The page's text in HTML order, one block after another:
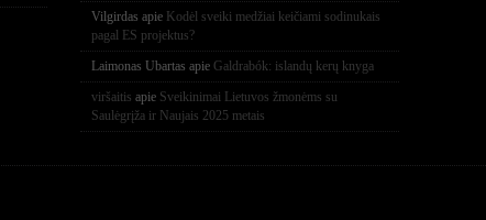
Vilgirdas apie Kodėl sveiki medžiai keičiami sodinukais
pagal ES projektus?
Laimonas Ubartas apie Galdrabók: islandų kerų knyga
viršaitis apie Sveikinimai Lietuvos žmonėms su
Saulėgrįža ir Naujais 2025 metais